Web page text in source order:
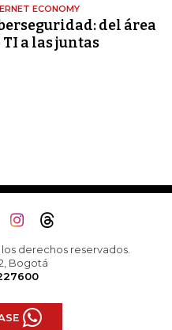
ECONOMY
del área
TI a las juntas
derechos reservados.
Bogotá